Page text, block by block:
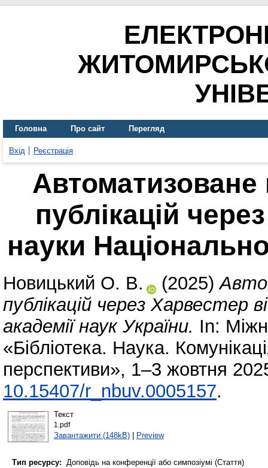
Головна Про сайт Перегляд
Вхід Реєстрація
публікацій
науки
Новицький О. В. (2025)
публікацій через Харвестер
академії наук України. In:
«Бібліотека. Наука.
перспективи», 1–3 жовтня
10.15407/r_nbuv.0005157.
Текст
1.pdf
Завантажити (148kB)| Preview
Тип ресурсу: Доповідь на конференції або симпозіумі (Стаття)